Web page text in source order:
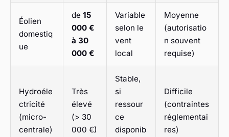
Éolien
domestiq
ue
de 15
000 €
à 30
000 €
Variable
selon le
vent
local
Moyenne
(autorisatio
n souvent
requise)
Hydroéle
ctricité
(micro-
centrale)
Très
élevé
(> 30
000 €)
Stable,
si
ressour
ce
disponib
Difficile
(contraintes
réglementai
res)